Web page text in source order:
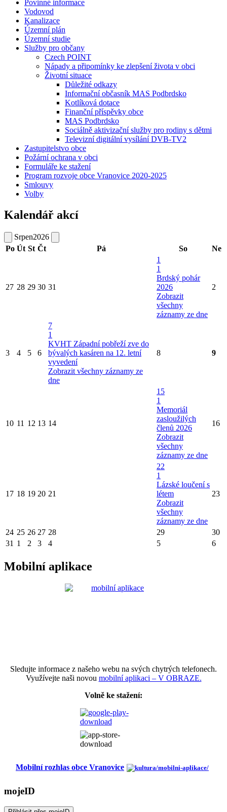
Povinné informace
Vodovod
Kanalizace
Územní plán
Územní studie
Služby pro občany
Czech POINT
Nápady a připomínky ke zlepšení života v obci
Životní situace
Důležité odkazy
Informační občasník MAS Podbrdsko
Kotlíková dotace
Finanční příspěvky obce
MAS Podbrdsko
Sociálně aktivizační služby pro rodiny s dětmi
Televizní digitální vysílání DVB-TV2
Zastupitelstvo obce
Požární ochrana v obci
Formuláře ke stažení
Program rozvoje obce Vranovice 2020-2025
Smlouvy
Volby
Kalendář akcí
Srpen2026
Po Út St Čt Pá So Ne
27 28 29 30 31
1
1
Brdský pohár
2026
Zobrazit
všechny
záznamy ze dne
2
3 4 5 6
7
1
KVHT Západní pobřeží zve do
bývalých kasáren na 12. letní
vyvedení
Zobrazit všechny záznamy ze
dne
8 9
10 11 12 13 14
15
1
Memoriál
zasloužilých
členů 2026
Zobrazit
všechny
záznamy ze dne
16
17 18 19 20 21
22
1
Lázské loučení s
létem
Zobrazit
všechny
záznamy ze dne
23
24 25 26 27 28 29
30
31 1 2 3 4 5 6
Mobilní aplikace
Sledujte informace z našeho webu na svých chytrých telefonech.
Využívejte naši novou mobilní aplikaci – V OBRAZE.
Volně ke stažení:
Mobilní rozhlas obce Vranovice
mojeID